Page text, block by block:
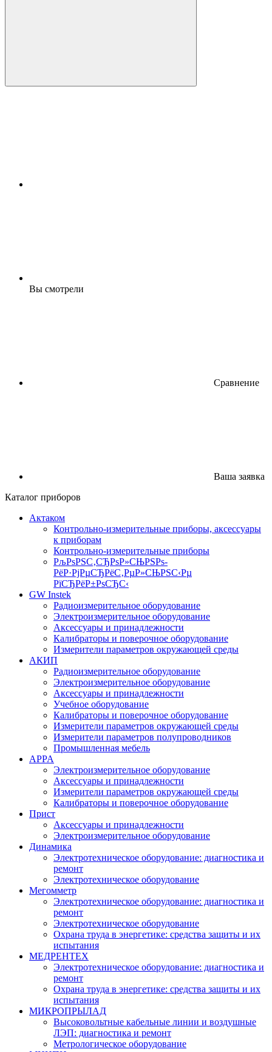
Вы смотрели
Сравнение
Ваша заявка
Каталог приборов
Актаком
Контрольно-измерительные приборы, аксессуары
к приборам
Контрольно-измерительные приборы
РљРѕРЅС‚СЂРѕР»СЊРЅРѕ-
РёР·РјРµСЂРёС‚РµР»СЊРЅС‹Рµ
РїСЂРёР±РѕСЂС‹
GW Instek
Радиоизмерительное оборудование
Электроизмерительное оборудование
Аксессуары и принадлежности
Калибраторы и поверочное оборудование
Измерители параметров окружающей среды
АКИП
Радиоизмерительное оборудование
Электроизмерительное оборудование
Аксессуары и принадлежности
Учебное оборудование
Калибраторы и поверочное оборудование
Измерители параметров окружающей среды
Измерители параметров полупроводников
Промышленная мебель
APPA
Электроизмерительное оборудование
Аксессуары и принадлежности
Измерители параметров окружающей среды
Калибраторы и поверочное оборудование
Прист
Аксессуары и принадлежности
Электроизмерительное оборудование
Динамика
Электротехническое оборудование: диагностика и
ремонт
Электротехническое оборудование
Мегомметр
Электротехническое оборудование: диагностика и
ремонт
Электротехническое оборудование
Охрана труда в энергетике: средства защиты и их
испытания
МЕДРЕНТЕХ
Электротехническое оборудование: диагностика и
ремонт
Охрана труда в энергетике: средства защиты и их
испытания
МИКРОПРЫЛАД
Высоковольтные кабельные линии и воздушные
ЛЭП: диагностика и ремонт
Метрологическое оборудование